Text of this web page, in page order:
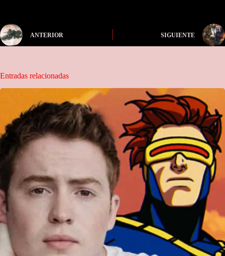
ANTERIOR SIGUIENTE
Entradas relacionadas